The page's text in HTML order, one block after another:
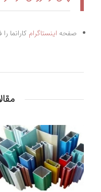
صفحه اینستاگرام کارانما